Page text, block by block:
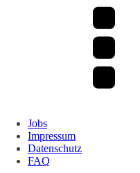
Jobs
Impressum
Datenschutz
FAQ